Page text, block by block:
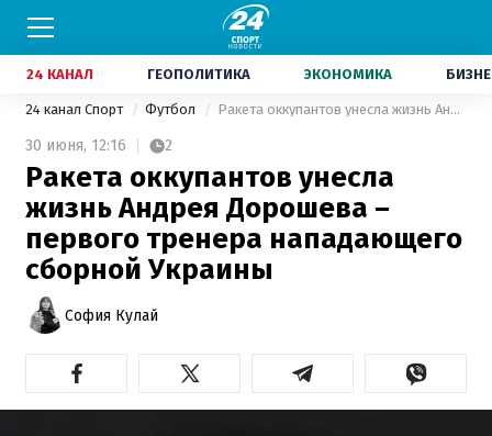
24 КАНАЛ ГЕОПОЛИТИКА ЭКОНОМИКА
24 канал Спорт Футбол Ракета оккупантов унесла жизнь Андрея Дорошева – первого тренера нападающего сборной Украины
30 июня, 12:16 2
Ракета оккупантов унесла
жизнь Андрея Дорошева –
первого тренера нападающего
сборной Украины
София Кулай